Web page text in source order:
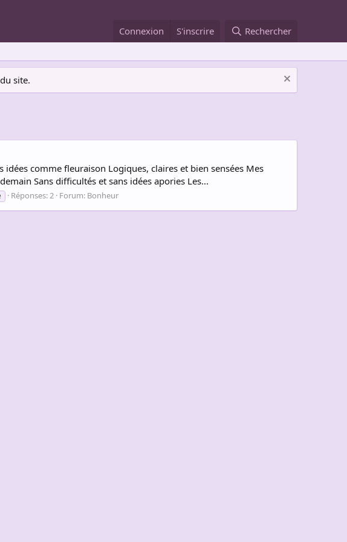
Connexion S'inscrire Rechercher
site.
comme fleuraison Logiques, claires et bien sensées Mes
Sans difficultés et sans idées apories Les...
Réponses: 2 Forum: Bonheur